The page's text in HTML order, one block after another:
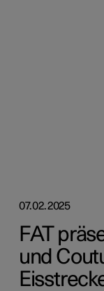
07.02.2025
FAT
und